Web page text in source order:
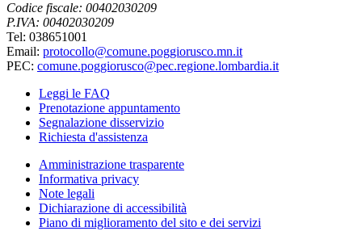
Codice fiscale: 00402030209
P.IVA: 00402030209
Tel: 038651001
Email: protocollo@comune.poggiorusco.mn.it
PEC: comune.poggiorusco@pec.regione.lombardia.it
Leggi le FAQ
Prenotazione appuntamento
Segnalazione disservizio
Richiesta d'assistenza
Amministrazione trasparente
Informativa privacy
Note legali
Dichiarazione di accessibilità
Piano di miglioramento del sito e dei servizi